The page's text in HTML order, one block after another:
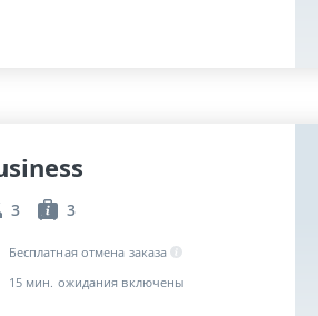
3 3
Бесплатная отмена заказа
15 мин. ожидания включены